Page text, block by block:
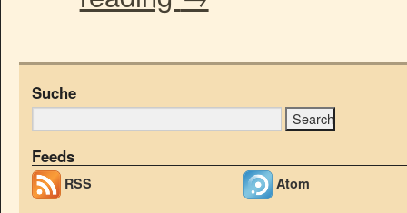
Suche
Feeds
RSS Atom